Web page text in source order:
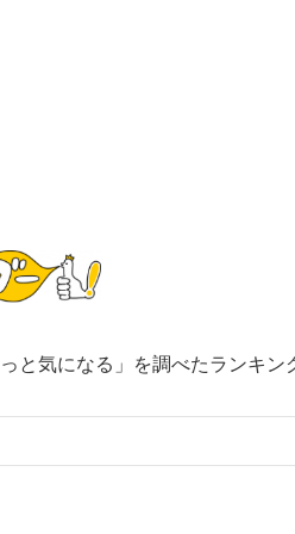
と気になる」を調べたランキン